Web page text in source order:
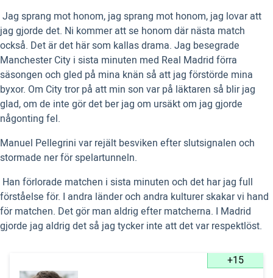
 Jag sprang mot honom, jag sprang mot honom, jag lovar att
jag gjorde det. Ni kommer att se honom där nästa match
också. Det är det här som kallas drama. Jag besegrade
Manchester City i sista minuten med Real Madrid förra
säsongen och gled på mina knän så att jag förstörde mina
byxor. Om City tror på att min son var på läktaren så blir jag
glad, om de inte gör det ber jag om ursäkt om jag gjorde
någonting fel.
Manuel Pellegrini var rejält besviken efter slutsignalen och
stormade ner för spelartunneln.
 Han förlorade matchen i sista minuten och det har jag full
förståelse för. I andra länder och andra kulturer skakar vi hand
för matchen. Det gör man aldrig efter matcherna. I Madrid
gjorde jag aldrig det så jag tycker inte att det var respektlöst.
+15